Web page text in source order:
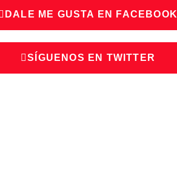
DALE ME GUSTA EN FACEBOOK
SÍGUENOS EN TWITTER